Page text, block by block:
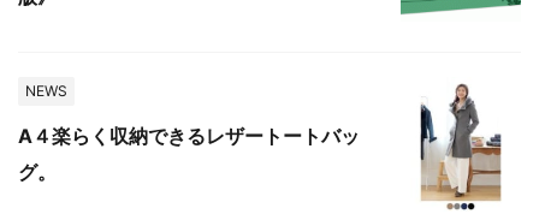
NEWS
A４楽らく収納できるレザートートバッ
グ。